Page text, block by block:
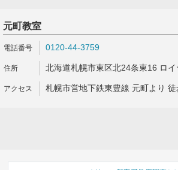
元町教室
0120-44-3759
北海道札幌市東区北24条東16 ロ
札幌市営地下鉄東豊線 元町より